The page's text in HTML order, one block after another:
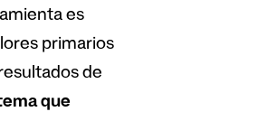
es
primarios
de
que